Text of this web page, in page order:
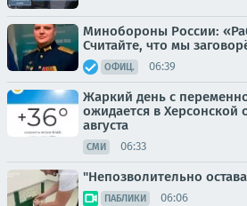
Минобороны России:
Считайте, что мы
ОФИЦ. 06:39
Жаркий день с
ожидается в Херсонской
августа
СМИ 06:33
"Непозволительно
ПАБЛИКИ 06:06